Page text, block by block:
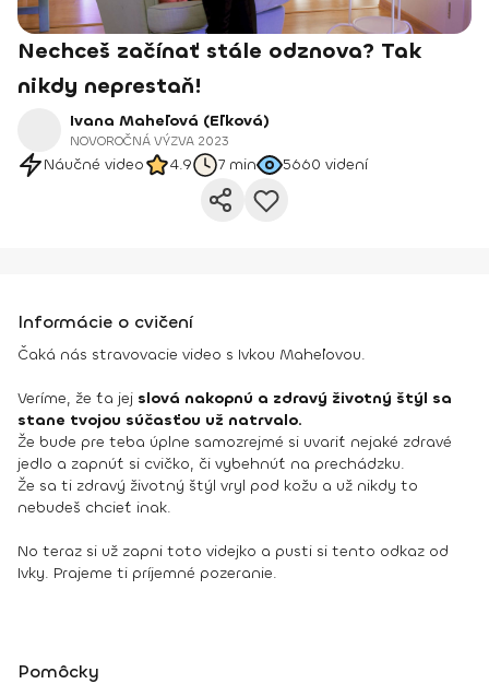
Nechceš začínať stále odznova? Tak
nikdy neprestaň!
Ivana Maheľová (Eľková)
NOVOROČNÁ VÝZVA 2023
Náučné video 4.9 7 min 5660 videní
Informácie o cvičení
Čaká nás stravovacie video s Ivkou Maheľovou.
Veríme, že ťa jej slová nakopnú a zdravý životný štýl sa
stane tvojou súčasťou už natrvalo.
Že bude pre teba úplne samozrejmé si uvariť nejaké zdravé
jedlo a zapnúť si cvičko, či vybehnúť na prechádzku.
Že sa ti zdravý životný štýl vryl pod kožu a už nikdy to
nebudeš chcieť inak.
No teraz si už zapni toto videjko a pusti si tento odkaz od
Ivky. Prajeme ti príjemné pozeranie.
Pomôcky